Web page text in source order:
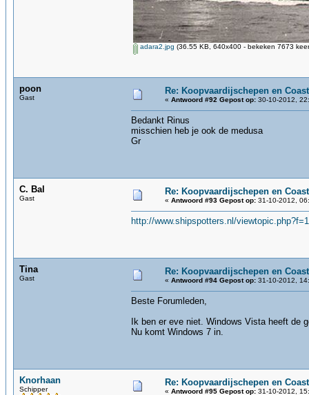
adara2.jpg (36.55 KB, 640x400 - bekeken 7673
poon
Gast
Re: Koopvaardijschepen en
« Antwoord #92 Gepost op: 30-10-2012,
Bedankt Rinus
misschien heb je ook de medusa
Gr
C. Bal
Gast
Re: Koopvaardijschepen en
« Antwoord #93 Gepost op: 31-10-2012,
http://www.shipspotters.nl/
Tina
Gast
Re: Koopvaardijschepen en
« Antwoord #94 Gepost op: 31-10-2012,
Beste Forumleden,
Ik ben er eve niet. Windows Vista heeft de
Nu komt Windows 7 in.
Knorhaan
Schipper
Re: Koopvaardijschepen en
« Antwoord #95 Gepost op: 31-10-2012,